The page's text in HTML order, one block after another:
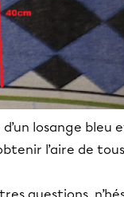
d’un losange bleu
l’aire de